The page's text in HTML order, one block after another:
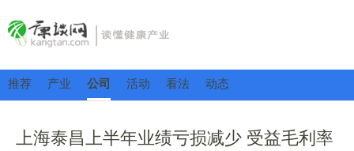
推荐 产业 公司 活动 看法 动态
上海泰昌上半年业绩亏损减少 受益毛利率